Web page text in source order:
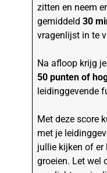
zitten en neem
gemiddeld30
vragenlijst in te
Na afloop krijg
50 punten of
leidinggevende
Met deze score
met je
jullie kijken of er
groeien. Let wel